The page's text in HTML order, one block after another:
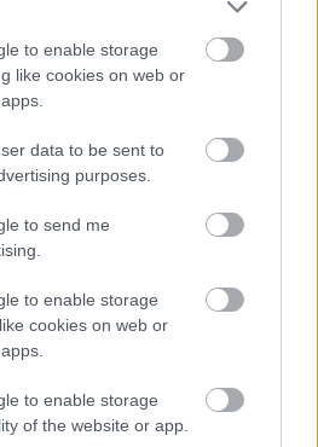
to enable storage
like cookies on web or
data to be sent to
purposes.
to send me
to enable storage
cookies on web or
to enable storage
of the website or app.
Lipótváros rejtett, zöld
táj, amelynek minden köve
– megújul a tatai Angolkert